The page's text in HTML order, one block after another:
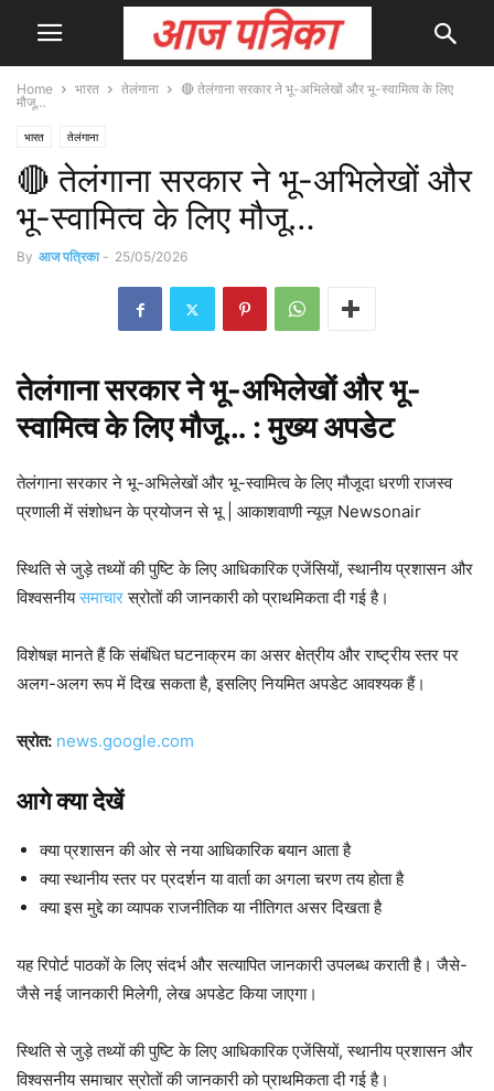
Home भारत तेलंगाना
🔴 तेलंगाना सरकार ने भू-अभिलेखों और भू-स्वामित्व के लिए
मौजू…
भारत तेलंगाना
🔴 तेलंगाना सरकार ने भू-अभिलेखों और
भू-स्वामित्व के लिए मौजू…
By आज पत्रिका - 25/05/2026
तेलंगानासरकारने भू-अभिलेखों और भू-
स्वामित्व के लिए मौजू… : मुख्यअपडेट
तेलंगाना सरकार ने भू-अभिलेखों और भू-स्वामित्व के लिए मौजूदा धरणी राजस्व
प्रणाली में संशोधन के प्रयोजन से भू | आकाशवाणी न्यूज़ Newsonair
स्थिति से जुड़े तथ्यों की पुष्टि के लिए आधिकारिक एजेंसियों, स्थानीय प्रशासन और
विश्वसनीयसमाचारस्रोतों की जानकारी को प्राथमिकता दी गई है।
विशेषज्ञ मानते हैं कि संबंधित घटनाक्रम का असर क्षेत्रीय और राष्ट्रीय स्तर पर
अलग-अलग रूप में दिख सकता है, इसलिए नियमित अपडेट आवश्यक हैं।
स्रोत: news.google.com
आगे क्या देखें
क्या प्रशासन की ओर से नया आधिकारिक बयान आता है
क्या स्थानीय स्तर पर प्रदर्शन या वार्ता का अगला चरण तय होता है
क्या इस मुद्दे का व्यापक राजनीतिक या नीतिगत असर दिखता है
यह रिपोर्ट पाठकों के लिए संदर्भ और सत्यापित जानकारी उपलब्ध कराती है। जैसे-
जैसे नई जानकारी मिलेगी, लेख अपडेट किया जाएगा।
स्थिति से जुड़े तथ्यों की पुष्टि के लिए आधिकारिक एजेंसियों, स्थानीय प्रशासन और
विश्वसनीय समाचार स्रोतों की जानकारी को प्राथमिकता दी गई है।